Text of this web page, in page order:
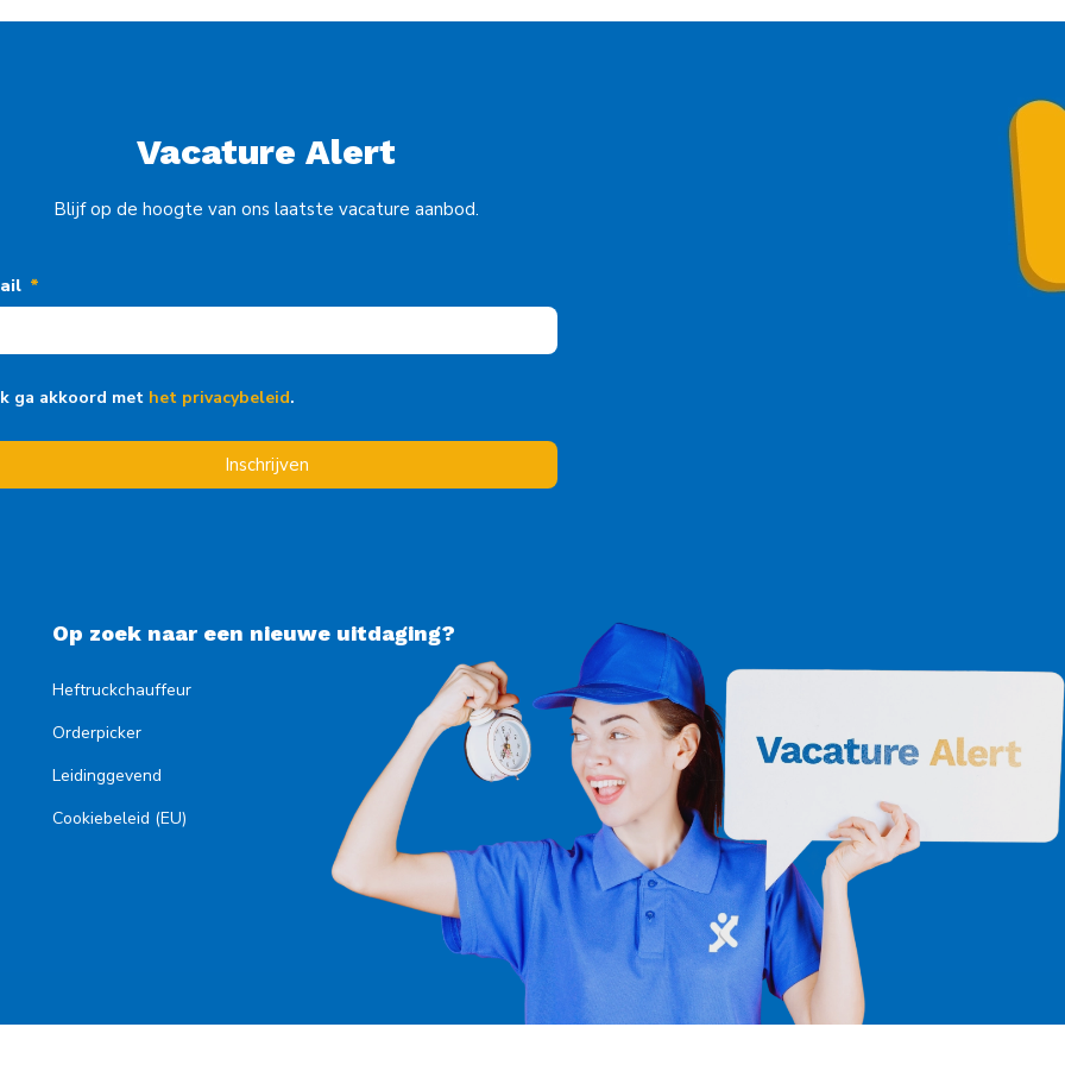
Vacature Alert
Blijf op de hoogte van ons laatste vacature aanbod.
ga akkoord met het privacybeleid.
Inschrijven
Op zoek naar een nieuwe uitdaging?
Heftruckchauffeur
Orderpicker
Leidinggevend
Cookiebeleid (EU)